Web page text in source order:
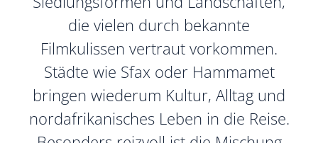
die vielen durch bekannte
Filmkulissen vertraut vorkommen.
Städte wie Sfax oder Hammamet
bringen wiederum Kultur, Alltag und
nordafrikanisches Leben in die Reise.